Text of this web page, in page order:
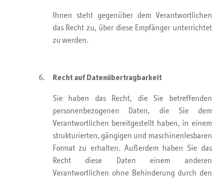
Ihnen steht gegenüber dem Verantwortlichen
das Recht zu, über diese Empfänger unterrichtet
zu werden.
Recht auf Datenübertragbarkeit
Sie haben das Recht, die Sie betreffenden
personenbezogenen Daten, die Sie dem
Verantwortlichen bereitgestellt haben, in einem
strukturierten, gängigen und maschinenlesbaren
Format zu erhalten. Außerdem haben Sie das
Recht diese Daten einem anderen
Verantwortlichen ohne Behinderung durch den